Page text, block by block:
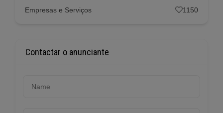
Empresas e Serviços 1150
Contactar o anunciante